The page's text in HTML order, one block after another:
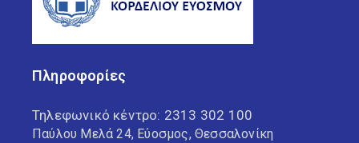
Πληροφορίες
Τηλεφωνικό κέντρο: 2313 302 100
Παύλου Μελά 24, Εύοσμος, Θεσσαλονίκη